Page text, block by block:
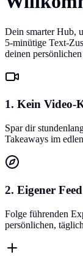
Dein smarter Hub,
5-minütige Text-
deinen
1. Kein Video-
Spar dir
Takeaways im
2. Eigener Feed
Folge führenden
persönlichen,